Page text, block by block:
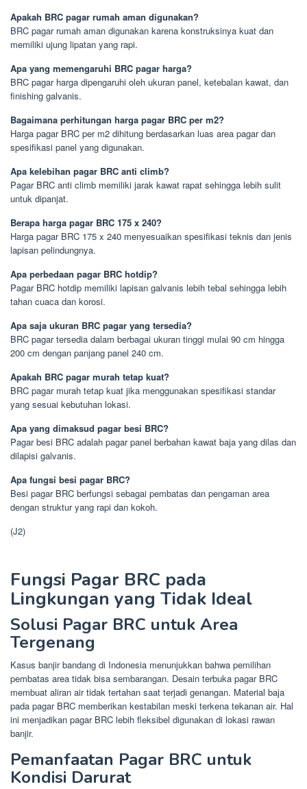
Apakah BRC pagar rumah aman digunakan?
BRC pagar rumah aman digunakan karena konstruksinya kuat dan
memiliki ujung lipatan yang rapi.
Apa yang memengaruhi BRC pagar harga?
BRC pagar harga dipengaruhi oleh ukuran panel, ketebalan kawat, dan
finishing galvanis.
Bagaimana perhitungan harga pagar BRC per m2?
Harga pagar BRC per m2 dihitung berdasarkan luas area pagar dan
spesifikasi panel yang digunakan.
Apa kelebihan pagar BRC anti climb?
Pagar BRC anti climb memiliki jarak kawat rapat sehingga lebih sulit
untuk dipanjat.
Berapa harga pagar BRC 175 x 240?
Harga pagar BRC 175 x 240 menyesuaikan spesifikasi teknis dan jenis
lapisan pelindungnya.
Apa perbedaan pagar BRC hotdip?
Pagar BRC hotdip memiliki lapisan galvanis lebih tebal sehingga lebih
tahan cuaca dan korosi.
Apa saja ukuran BRC pagar yang tersedia?
BRC pagar tersedia dalam berbagai ukuran tinggi mulai 90 cm hingga
200 cm dengan panjang panel 240 cm.
Apakah BRC pagar murah tetap kuat?
BRC pagar murah tetap kuat jika menggunakan spesifikasi standar
yang sesuai kebutuhan lokasi.
Apa yang dimaksud pagar besi BRC?
Pagar besi BRC adalah pagar panel berbahan kawat baja yang dilas dan
dilapisi galvanis.
Apa fungsi besi pagar BRC?
Besi pagar BRC berfungsi sebagai pembatas dan pengaman area
dengan struktur yang rapi dan kokoh.
(J2)
Fungsi Pagar BRC pada
Lingkungan yang Tidak Ideal
Solusi Pagar BRC untuk Area
Tergenang
Kasus banjir bandang di Indonesia menunjukkan bahwa pemilihan
pembatas area tidak bisa sembarangan. Desain terbuka pagar BRC
membuat aliran air tidak tertahan saat terjadi genangan. Material baja
pada pagar BRC memberikan kestabilan meski terkena tekanan air. Hal
ini menjadikan pagar BRC lebih fleksibel digunakan di lokasi rawan
banjir.
Pemanfaatan Pagar BRC untuk
Kondisi Darurat